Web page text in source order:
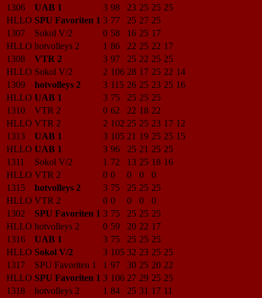
1306
UAB 1 3 98 23 25 25 25
HLLO SPU Favoriten 1 3 77 25 27 25
1307
Sokol V/2 0 58 16 25 17
HLLO hotvolleys 2 1 86 22 25 22 17
1308
VTR 2 3 97 25 22 25 25
HLLO Sokol V/2 2 106 28 17 25 22 14
1309
hotvolleys 2 3 115 26 25 23 25 16
HLLO UAB 1 3 75 25 25 25
1310
VTR 2 0 62 22 18 22
HLLO VTR 2 2 102 25 25 23 17 12
1313
UAB 1 3 105 21 19 25 25 15
HLLO UAB 1 3 96 25 21 25 25
1311
Sokol V/2 1 72 13 25 18 16
HLLO VTR 2 0 0 0 0
0
1315
hotvolleys 2 3 75 25 25 25
HLLO VTR 2 0 0 0 0
0
1302
SPU Favoriten 1 3 75 25 25 25
HLLO hotvolleys 2 0 59 20 22 17
1316
UAB 1 3 75 25 25 25
HLLO Sokol V/2 3 105 32 23 25 25
1317
SPU Favoriten 1 1 97 30 25 20 22
HLLO SPU Favoriten 1 3 106 27 29 25 25
1318
hotvolleys 2 1 84 25 31 17 11